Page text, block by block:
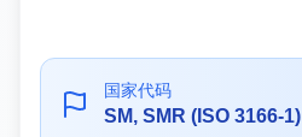
国家代码
SM, SMR (ISO 3166-1)